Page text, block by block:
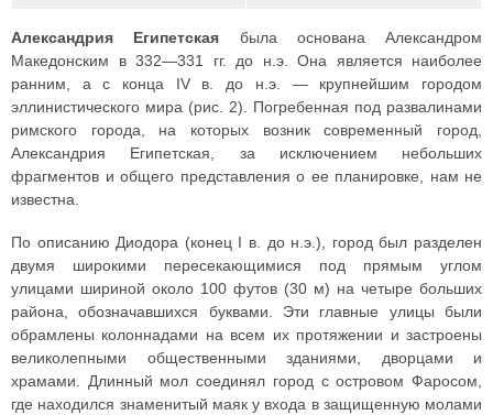
Александрия Египетская была основана Александром
Македонским в 332—331 гг. до н.э. Она является наиболее
ранним, а с конца IV в. до н.э. — крупнейшим городом
эллинистического мира (рис. 2). Погребенная под развалинами
римского города, на которых возник современный город,
Александрия Египетская, за исключением небольших
фрагментов и общего представления о ее планировке, нам не
известна.
По описанию Диодора (конец I в. до н.э.), город был разделен
двумя широкими пересекающимися под прямым углом
улицами шириной около 100 футов (30 м) на четыре больших
района, обозначавшихся буквами. Эти главные улицы были
обрамлены колоннадами на всем их протяжении и застроены
великолепными общественными зданиями, дворцами и
храмами. Длинный мол соединял город с островом Фаросом,
где находился знаменитый маяк у входа в защищенную молами